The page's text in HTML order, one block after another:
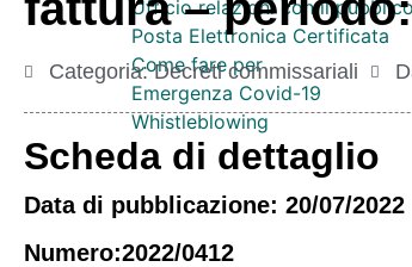
Ufficio relazioni con il pubblico
Posta Elettronica Certificata
Come fare per
Emergenza Covid-19
Whistleblowing
Categoria:Decreti commissariali
Scheda di dettaglio
Data di pubblicazione: 20/07/2022
Numero:2022/0412